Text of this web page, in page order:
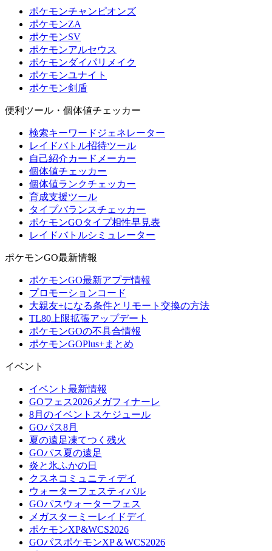
ポケモンチャンピオンズ
ポケモンZA
ポケモンSV
ポケモンアルセウス
ポケモンダイパリメイク
ポケモンユナイト
ポケモン剣盾
便利ツール・個体値チェッカー
検索キーワードジェネレーター
レイドバトル招待ツール
自己紹介カードメーカー
個体値チェッカー
個体値ランクチェッカー
育成支援ツール
タイプバランスチェッカー
ポケモンGOタイプ相性早見表
レイドバトルシミュレーター
ポケモンGO最新情報
ポケモンGO最新アプデ情報
プロモーションコード
大親友+になる条件とリモート交換の方法
TL80上限拡張アップデート
ポケモンGOの不具合情報
ポケモンGOPlus+まとめ
イベント
イベント最新情報
GOフェス2026メガフィナーレ
8月のイベントスケジュール
GOパス8月
夏の遠足凍てつく残火
GOパス夏の遠足
炎と氷ふかの日
クスネコミュニティデイ
ウォーターフェスティバル
GOパスウォーターフェス
メガスターミーレイドデイ
ポケモンXP&WCS2026
GOパスポケモンXP＆WCS2026